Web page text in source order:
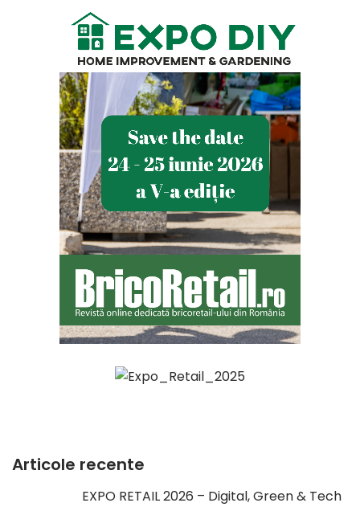
Articole recente
EXPO RETAIL 2026 – Digital, Green & Tech